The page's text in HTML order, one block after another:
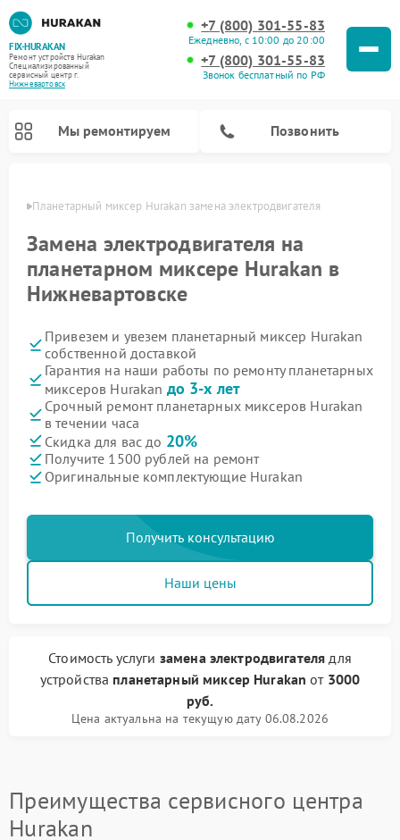
FIX-HURAKAN
Ремонт устройств Hurakan
Специализированный
cервисный центр г.
Нижневартовск
+7 (800) 301-55-83
Ежедневно, с 10:00 до 20:00
+7 (800) 301-55-83
Звонок бесплатный по РФ
Мы ремонтируем Позвонить
Планетарный миксер Hurakan замена электродвигателя
Замена электродвигателя на
планетарном миксере Hurakan в
Нижневартовске
Привезем и увезем планетарный миксер Hurakan
собственной доставкой
Гарантия на наши работы по ремонту планетарных
миксеров Hurakan до 3-х лет
Срочный ремонт планетарных миксеров Hurakan
в течении часа
Скидка для вас до 20%
Получите 1500 рублей на ремонт
Оригинальные комплектующие Hurakan
Получить консультацию
Наши цены
Стоимость услуги замена электродвигателя для
устройства планетарный миксер Hurakan от 3000
руб.
Цена актуальна на текущую дату 06.08.2026
Преимущества сервисного центра
Hurakan